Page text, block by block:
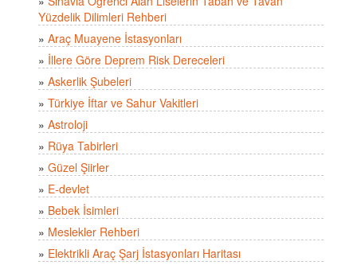
Yüzdelik Dilimleri Rehberi
» Araç Muayene İstasyonları
» İllere Göre Deprem Risk Dereceleri
» Askerlik Şubeleri
» Türkiye İftar ve Sahur Vakitleri
» Astroloji
» Rüya Tabirleri
» Güzel Şiirler
» E-devlet
» Bebek İsimleri
» Meslekler Rehberi
» Elektrikli Araç Şarj İstasyonları Haritası